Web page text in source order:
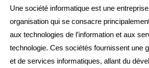
Une société informatique est une
organisation qui se consacre
aux technologies de l’information et aux
technologie. Ces sociétés fournissent une
et de services informatiques, allant du